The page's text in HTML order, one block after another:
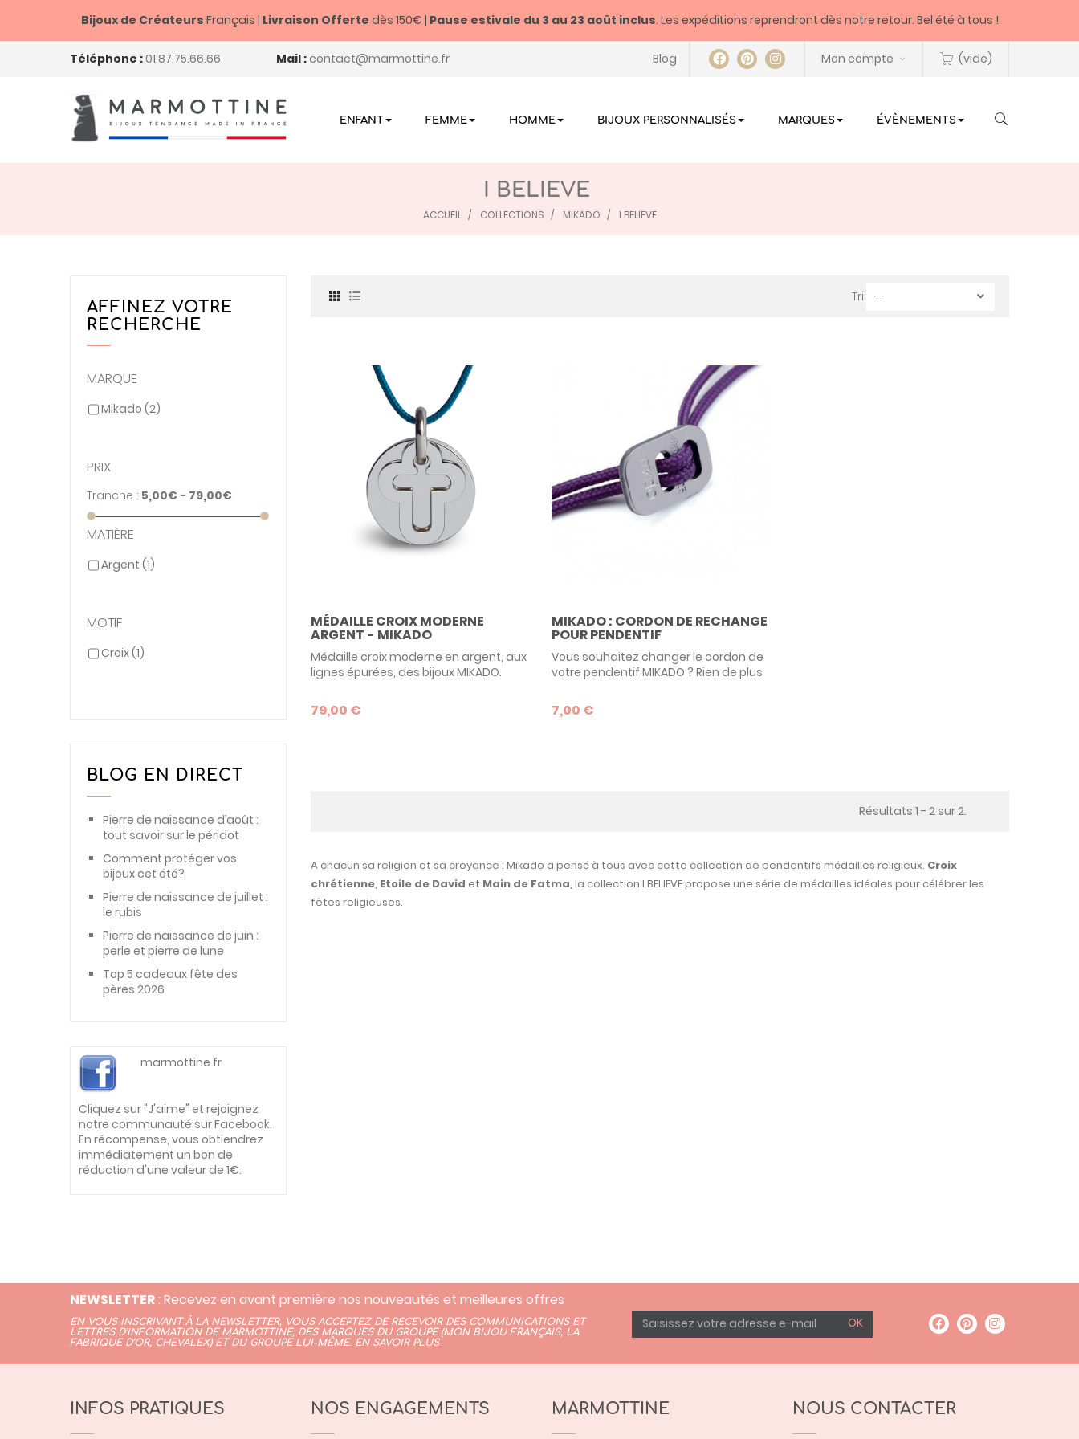
Bijoux de Créateurs Français | Livraison Offerte dès 150€ | Pause estivale du 3 au 23 août inclus. Les expéditions reprendront dès notre retour. Bel été à tous !
Téléphone :01.87.75.66.66 Mail : contact@marmottine.fr Blog Mon compte (vide)
ENFANT FEMME HOMME BIJOUX PERSONNALISÉS MARQUES ÉVÈNEMENTS
ACCUEIL COLLECTIONS MIKADO I BELIEVE
AFFINEZ VOTRE
RECHERCHE
MARQUE
Mikado (2)
PRIX
Tranche : 5,00€ - 79,00€
MATIÈRE
Argent (1)
MOTIF
Croix(1)
BLOG EN DIRECT
Pierre de naissance d’août :
tout savoir sur le péridot
Comment protéger vos
bijoux cet été?
Pierre de naissance de juillet :
le rubis
Pierre de naissance de juin :
perle et pierre de lune
Top 5 cadeaux fête des
pères 2026
marmottine.fr
Cliquez sur "J'aime" et rejoignez
notre communauté sur Facebook.
En récompense, vous obtiendrez
immédiatement un bon de
réduction d'une valeur de 1€.
I BELIEVE
Tri
MÉDAILLE CROIX MODERNE
ARGENT - MIKADO
Médaille croix moderne en argent, aux
lignes épurées, des bijoux MIKADO.
la médaille I believe croix de Mikado
est personnalisable au dos par la
79,00 €
MIKADO : CORDON DE RECHANGE
POUR PENDENTIF
Vous souhaitez changer le cordon de
votre pendentif MIKADO ? Rien de plus
commander le cordon de votre choix
afin de le remplacer. Le
7,00 €
Résultats 1 - 2 sur 2.
A chacun sa religion et sa croyance : Mikado a pensé à tous avec cette collection de pendentifs médailles religieux. Croix
chrétienne, Etoile de David et Main de Fatma, la collection I BELIEVE propose une série de médailles idéales pour célébrer les
fêtes religieuses.
NEWSLETTER: Recevez en avant première nos nouveautés et meilleures offres
EN VOUS INSCRIVANT À LA NEWSLETTER, VOUS ACCEPTEZ DE RECEVOIR DES COMMUNICATIONS ET
LETTRES D’INFORMATION DE MARMOTTINE, DES MARQUES DU GROUPE (MON BIJOU FRANÇAIS, LA
FABRIQUE D’OR, CHEVALEX)ET DU GROUPE LUI-MÊME. EN SAVOIR PLUS
OK
INFOS PRATIQUES NOS ENGAGEMENTS MARMOTTINE NOUS CONTACTER